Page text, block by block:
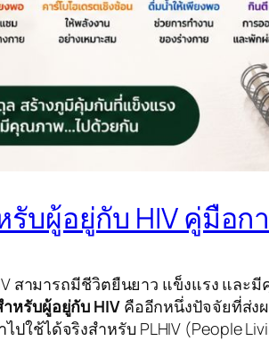
รับผู้อยู่กับ HIV คู่มื
สามารถมีชีวิตยืนยาว แข็งแรง และ
หรับผู้อยู่กับ HIVคืออีกหนึ่งปัจจัยที่ส่ง
ใช้ได้จริงสำหรับ PLHIV (People